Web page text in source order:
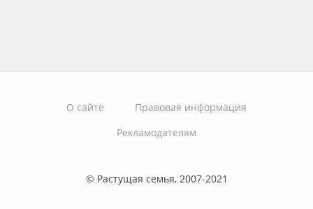
О сайте
Правовая информация
Рекламодателям
© Растущая семья, 2007-2021